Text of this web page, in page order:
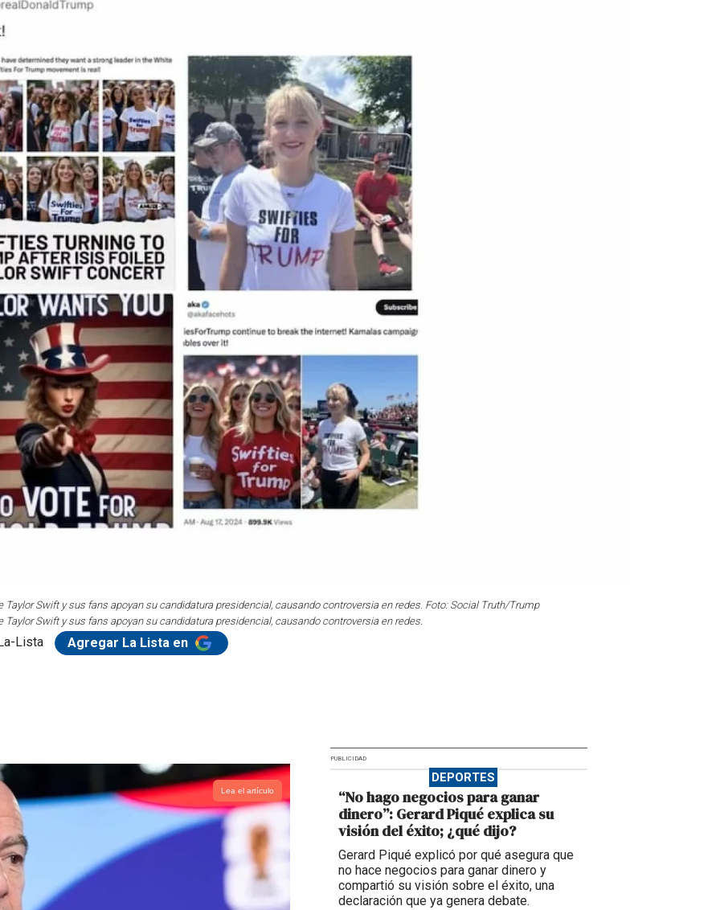
Swift y sus fans apoyan su candidatura presidencial, causando controversia en redes. Foto: Social Truth/Trump
Swift y sus fans apoyan su candidatura presidencial, causando controversia en redes.
Lista Agregar La Lista en
Lea el artículo
PUBLICIDAD
DEPORTES
“No hago negocios para ganar
dinero”: Gerard Piqué explica su
visión del éxito; ¿qué dijo?
Gerard Piqué explicó por qué asegura que
no hace negocios para ganar dinero y
compartió su visión sobre el éxito, una
declaración que ya genera debate.